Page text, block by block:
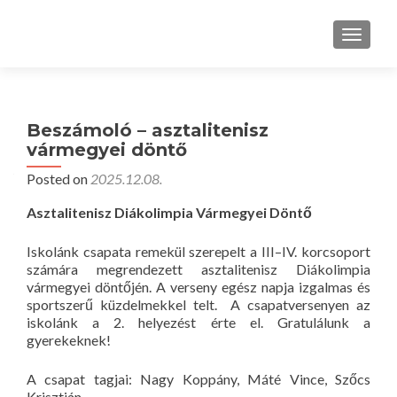
Beszámoló – asztalitenisz
vármegyei döntő
Posted on 2025.12.08.
Asztalitenisz Diákolimpia Vármegyei Döntő
Iskolánk csapata remekül szerepelt a III–IV. korcsoport
számára megrendezett asztalitenisz Diákolimpia
vármegyei döntőjén. A verseny egész napja izgalmas és
sportszerű küzdelmekkel telt. A csapatversenyen az
iskolánk a 2. helyezést érte el. Gratulálunk a
gyerekeknek!
A csapat tagjai: Nagy Koppány, Máté Vince, Szőcs